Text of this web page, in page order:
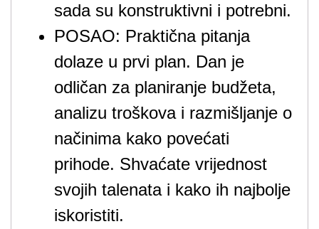
sada su konstruktivni i potrebni.
POSAO: Praktična pitanja
dolaze u prvi plan. Dan je
odličan za planiranje budžeta,
analizu troškova i razmišljanje o
načinima kako povećati
prihode. Shvaćate vrijednost
svojih talenata i kako ih najbolje
iskoristiti.